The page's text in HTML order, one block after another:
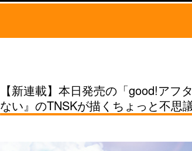
【新連載】本日発売の「good!ア
ない』のTNSKが描くちょっと不思